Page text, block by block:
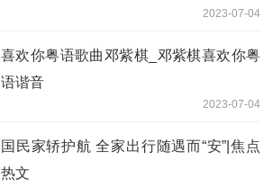
2023-07-04
喜欢你粤语歌曲邓紫棋_邓紫棋喜欢你粤
语谐音
2023-07-04
国民家轿护航 全家出行随遇而“安”|焦点
热文